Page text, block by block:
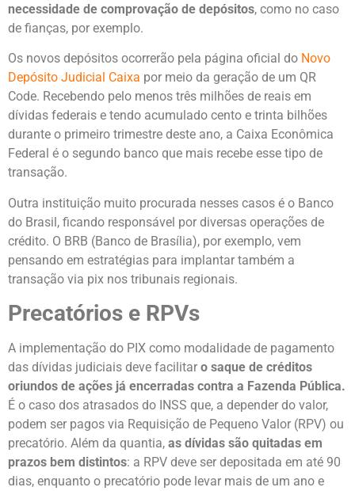
necessidade de comprovação de depósitos, como no caso
de fianças, por exemplo.
Os novos depósitos ocorrerão pela página oficial do Novo
Depósito Judicial Caixa por meio da geração de um QR
Code. Recebendo pelo menos três milhões de reais em
dívidas federais e tendo acumulado cento e trinta bilhões
durante o primeiro trimestre deste ano, a Caixa Econômica
Federal é o segundo banco que mais recebe esse tipo de
transação.
Outra instituição muito procurada nesses casos é o Banco
do Brasil, ficando responsável por diversas operações de
crédito. O BRB (Banco de Brasília), por exemplo, vem
pensando em estratégias para implantar também a
transação via pix nos tribunais regionais.
Precatórios e RPVs
A implementação do PIX como modalidade de pagamento
das dívidas judiciais deve facilitar o saque de créditos
oriundos de ações já encerradas contra a Fazenda Pública.
É o caso dos atrasados do INSS que, a depender do valor,
podem ser pagos via Requisição de Pequeno Valor (RPV) ou
precatório. Além da quantia, as dívidas são quitadas em
prazos bem distintos: a RPV deve ser depositada em até 90
dias, enquanto o precatório pode levar mais de um ano e